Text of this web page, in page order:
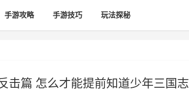
手游攻略 手游技巧 玩法探秘
击篇 怎么才能提前知道少年三国志